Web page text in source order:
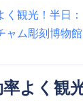
よく観